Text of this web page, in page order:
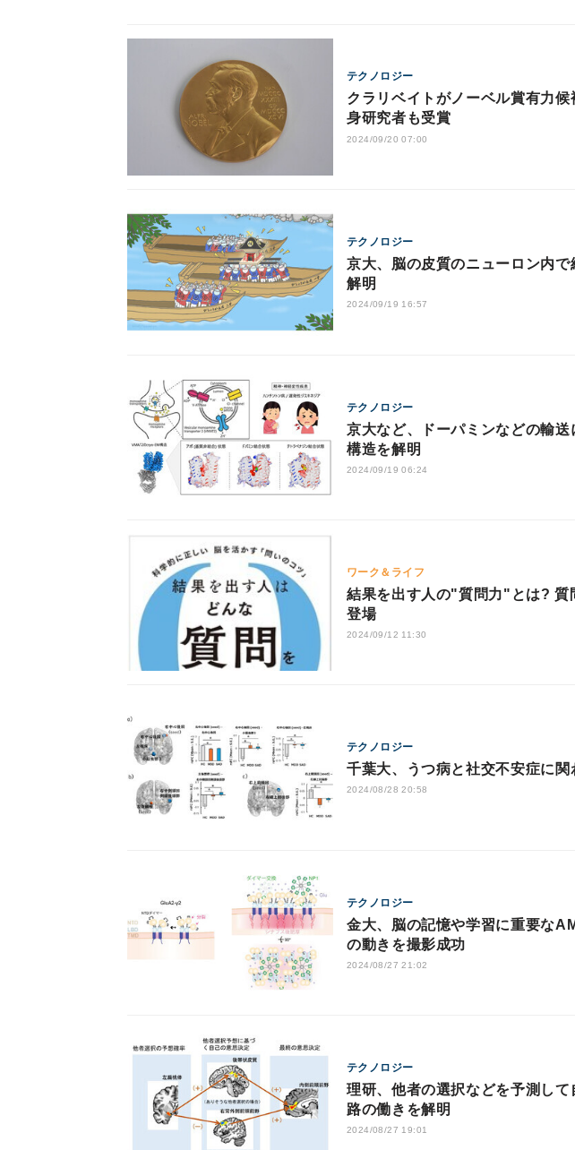
テクノロジー
クラリベイトがノーベル賞有力
身研究者も受賞
2024/09/20 07:00
テクノロジー
京大、脳の皮質のニューロン内
解明
2024/09/19 16:57
テクノロジー
京大など、ドーパミンなどの輸
構造を解明
2024/09/19 06:24
ワーク＆ライフ
結果を出す人の"質問力"とは? 質
登場
2024/09/12 11:30
テクノロジー
千葉大、うつ病と社交不安症に
2024/08/28 20:58
テクノロジー
金大、脳の記憶や学習に重要な
の動きを撮影成功
2024/08/27 21:02
テクノロジー
理研、他者の選択などを予測し
路の働きを解明
2024/08/27 19:01